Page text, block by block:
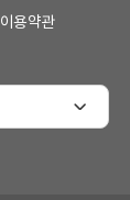
이용약관